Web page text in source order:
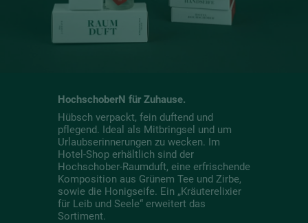
HochschoberN für Zuhause.
Hübsch verpackt, fein duftend und
pflegend. Ideal als Mitbringsel und um
Urlaubserinnerungen zu wecken. Im
Hotel-Shop erhältlich sind der
Hochschober-Raumduft, eine erfrischende
Komposition aus Grünem Tee und Zirbe,
sowie die Honigseife. Ein „Kräuterelixier
für Leib und Seele“ erweitert das
Sortiment.